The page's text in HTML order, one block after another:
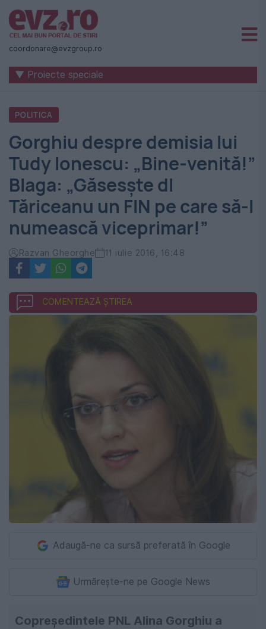
Știri
naționale
internaționale
România
-
Evenimentul
Zilei
coordonare@evzgroup.ro
▼ Proiecte speciale
POLITICA
Gorghiu despre demisia lui
Tudy Ionescu: „Bine-venită!”
Blaga: „Găsesşte dl
Tăriceanu un FIN pe care să-l
numească viceprimar!”
Razvan Gheorghe 11 iulie 2016, 16:48
COMENTEAZĂ ȘTIREA
Adaugă-ne ca sursă preferată în Google
Urmărește-ne pe Google News
Copreşedintele PNL Alina Gorghiu a